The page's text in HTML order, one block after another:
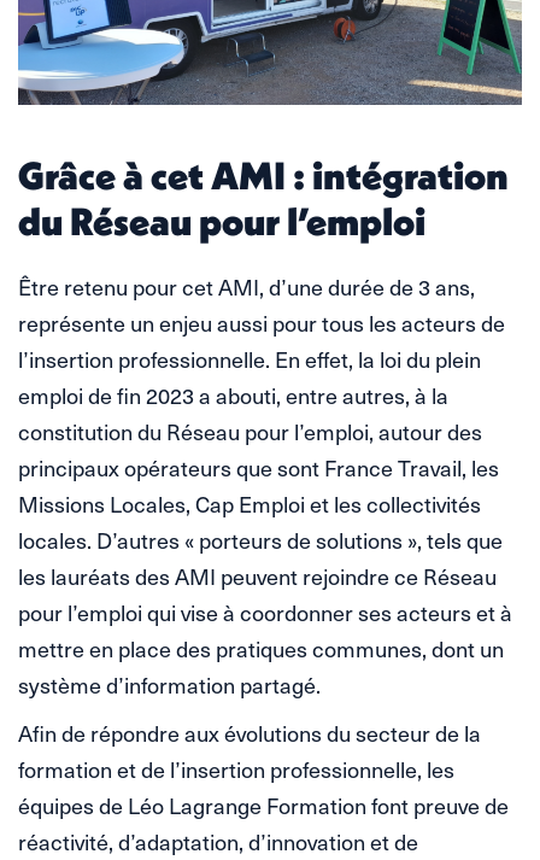
Grâce à cet AMI : intégration
du Réseau pour l’emploi
Être retenu pour cet AMI, d’une durée de 3 ans,
représente un enjeu aussi pour tous les acteurs de
l’insertion professionnelle. En effet, la loi du plein
emploi de fin 2023 a abouti, entre autres, à la
constitution du Réseau pour l’emploi, autour des
principaux opérateurs que sont France Travail, les
Missions Locales, Cap Emploi et les collectivités
locales. D’autres « porteurs de solutions », tels que
les lauréats des AMI peuvent rejoindre ce Réseau
pour l’emploi qui vise à coordonner ses acteurs et à
mettre en place des pratiques communes, dont un
système d’information partagé.
Afin de répondre aux évolutions du secteur de la
formation et de l’insertion professionnelle, les
équipes de Léo Lagrange Formation font preuve de
réactivité, d’adaptation, d’innovation et de